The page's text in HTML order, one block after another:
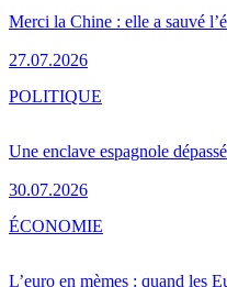
Merci la Chine : elle a sauvé
27.07.2026
Une enclave espagnole
30.07.2026
POLITIQUE
L’euro en mèmes : quand les
ÉCONOMIE